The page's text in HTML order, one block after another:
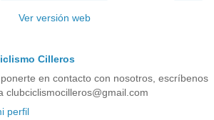
Ver versión web
Cilleros
en contacto con nosotros, escríbenos
clubciclismocilleros@gmail.com
perfil